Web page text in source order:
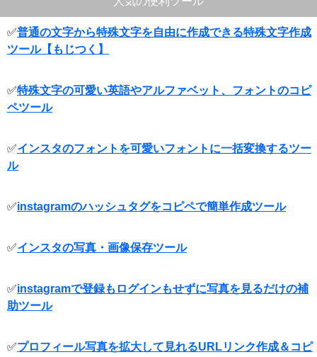
✅普通の文字から特殊文字を自由に作成できる特殊文字作成
ツール【もじつく】
✅特殊文字の可愛い英語やアルファベット、フォントのコピ
ペツール
✅インスタのフォントを可愛いフォントに一括変換するツー
ル
✅instagramのハッシュタグをコピペで簡単作成ツール
✅インスタの写真・画像保存ツール
✅instagramで登録もログインもせずに写真を見るだけの補
助ツール
✅プロフィール写真を拡大して見れるURLリンク作成＆コピ